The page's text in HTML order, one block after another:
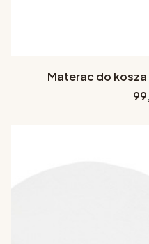
Materac do